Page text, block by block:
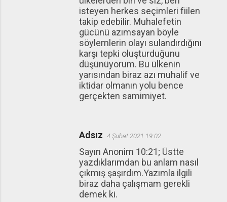
isteyen herkes seçimleri fiilen
takip edebilir. Muhalefetin
gücünü azımsayan böyle
söylemlerin olayı sulandırdığını
karşı tepki oluşturduğunu
düşünüyorum. Bu ülkenin
yarısından biraz azı muhalif ve
iktidar olmanın yolu bence
gerçekten samimiyet.
Adsız 4 Şubat 2021 19:02
Sayın Anonim 10:21; Üstte
yazdıklarımdan bu anlam nasıl
çıkmış şaşırdım.Yazımla ilgili
biraz daha çalışmam gerekli
demek ki.